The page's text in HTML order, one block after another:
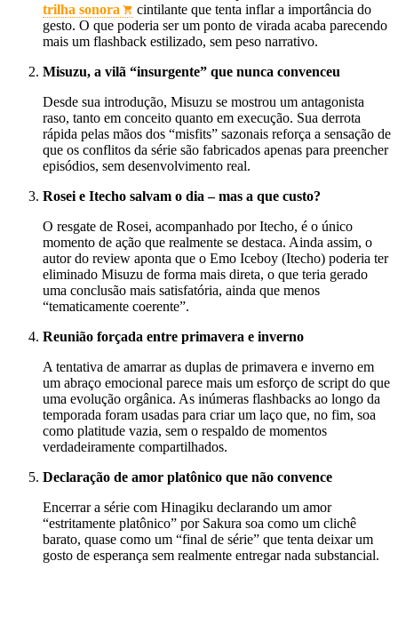
trilha sonora
cintilante que tenta inflar a importância do
gesto. O que poderia ser um ponto de virada acaba parecendo
mais um flashback estilizado, sem peso narrativo.
Misuzu, a vilã “insurgente” que nunca convenceu
Desde sua introdução, Misuzu se mostrou um antagonista
raso, tanto em conceito quanto em execução. Sua derrota
rápida pelas mãos dos “misfits” sazonais reforça a sensação de
que os conflitos da série são fabricados apenas para preencher
episódios, sem desenvolvimento real.
Rosei e Itecho salvam o dia – mas a que custo?
O resgate de Rosei, acompanhado por Itecho, é o único
momento de ação que realmente se destaca. Ainda assim, o
autor do review aponta que o Emo Iceboy (Itecho) poderia ter
eliminado Misuzu de forma mais direta, o que teria gerado
uma conclusão mais satisfatória, ainda que menos
“tematicamente coerente”.
Reunião forçada entre primavera e inverno
A tentativa de amarrar as duplas de primavera e inverno em
um abraço emocional parece mais um esforço de script do que
uma evolução orgânica. As inúmeras flashbacks ao longo da
temporada foram usadas para criar um laço que, no fim, soa
como platitude vazia, sem o respaldo de momentos
verdadeiramente compartilhados.
Declaração de amor platônico que não convence
Encerrar a série com Hinagiku declarando um amor
“estritamente platônico” por Sakura soa como um clichê
barato, quase como um “final de série” que tenta deixar um
gosto de esperança sem realmente entregar nada substancial.